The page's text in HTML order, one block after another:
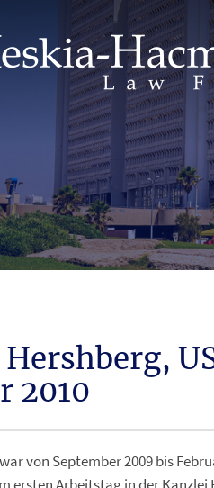
2010
von September 2009 bis